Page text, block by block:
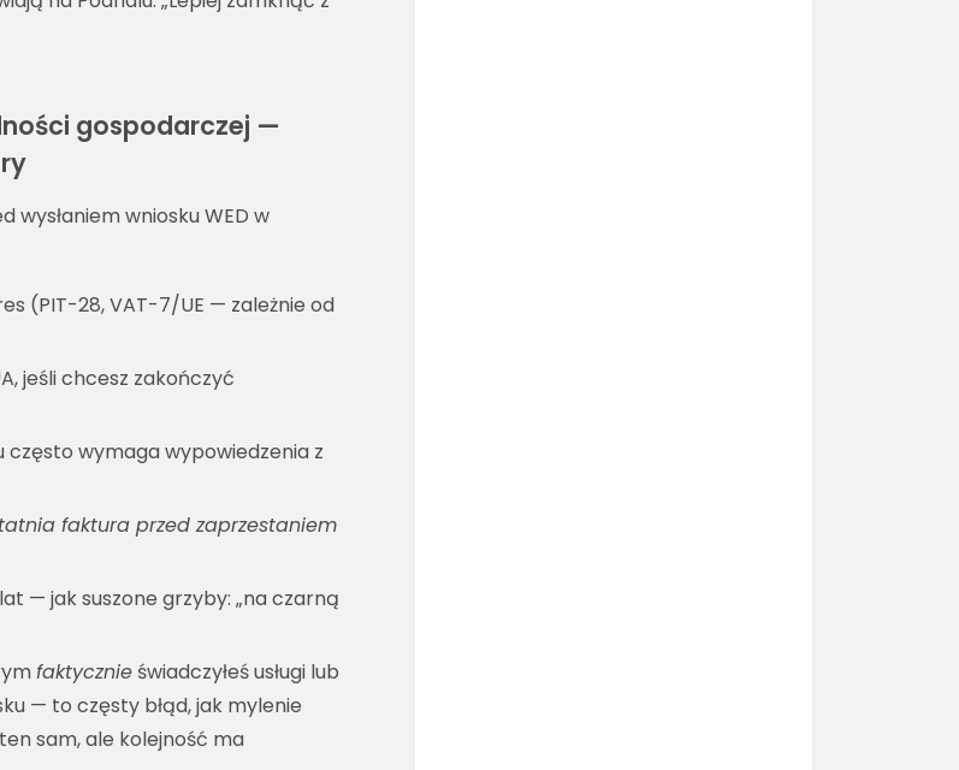
gospodarczej —
wniosku WED w
(PIT-28, VAT-7/UE — zależnie od
jeśli chcesz zakończyć
często wymaga wypowiedzenia z
faktura przed zaprzestaniem
— jak suszone grzyby: „na czarną
faktycznie świadczyłeś usługi lub
— to częsty błąd, jak mylenie
sam, ale kolejność ma